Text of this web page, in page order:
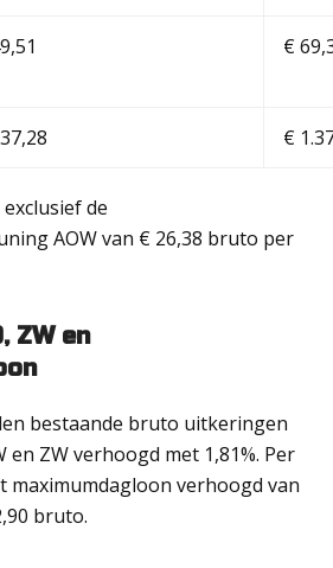
€
€
de
AOW van € 26,38 bruto per
ZW en
bestaande bruto uitkeringen
en ZW verhoogd met 1,81%. Per
maximumdagloon verhoogd van
bruto.